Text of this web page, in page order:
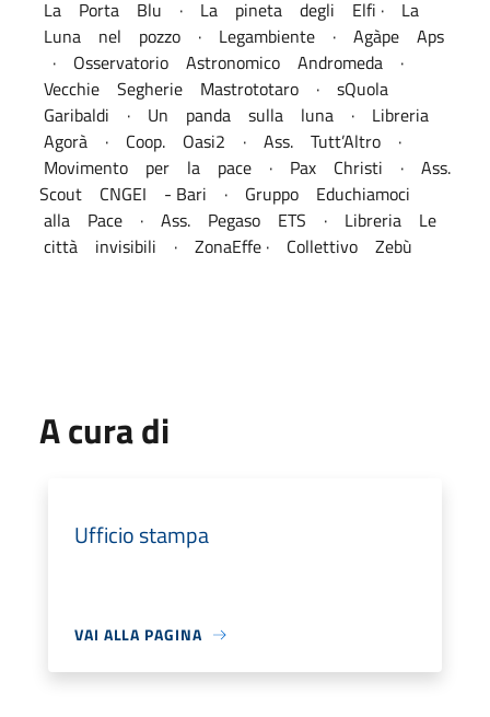
La Porta Blu · La pineta degli Elfi · La
Luna nel pozzo · Legambiente · Agàpe Aps
· Osservatorio Astronomico Andromeda ·
Vecchie Segherie Mastrototaro · sQuola
Garibaldi · Un panda sulla luna · Libreria
Agorà · Coop. Oasi2 · Ass. Tutt’Altro ·
Movimento per la pace · Pax Christi · Ass.
Scout CNGEI - Bari · Gruppo Educhiamoci
alla Pace · Ass. Pegaso ETS · Libreria Le
città invisibili · ZonaEffe · Collettivo Zebù
A cura di
Ufficio stampa
VAI ALLA PAGINA